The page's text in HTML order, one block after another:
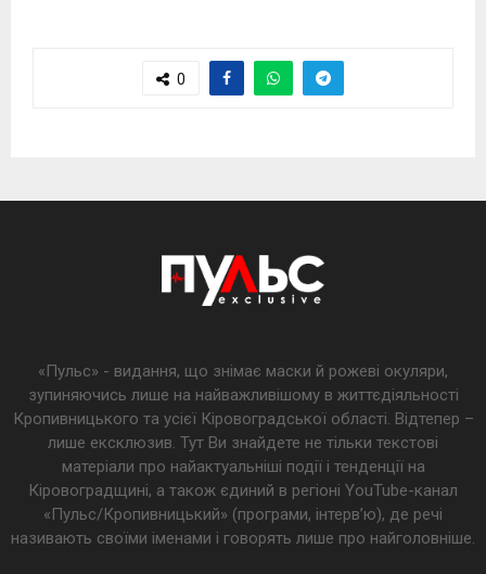
0
«Пульс» - видання, що знімає маски й рожеві окуляри,
зупиняючись лише на найважливішому в життєдіяльності
Кропивницького та усієї Кіровоградської області. Відтепер –
лише ексклюзив. Тут Ви знайдете не тільки текстові
матеріали про найактуальніші події і тенденції на
Кіровоградщині, а також єдиний в регіоні YouTube-канал
«Пульс/Кропивницький» (програми, інтерв’ю), де речі
називають своїми іменами і говорять лише про найголовніше.